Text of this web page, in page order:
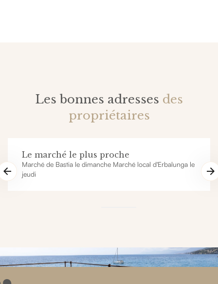
Les bonnes adresses des
propriétaires
Le marché le plus proche
Marché de Bastia le dimanche Marché local d'Erbalunga le
jeudi